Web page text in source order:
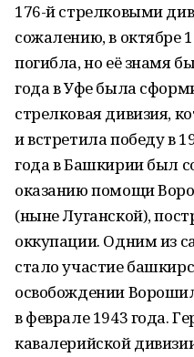
176-й стрелковыми
сожалению, в октябре
погибла, но её знамя
года в Уфе была
стрелковая дивизия,
и встретила победу в
года в Башкирии был
оказанию помощи
(ныне Луганской),
оккупации. Одним из
стало участие
освобождении
в феврале 1943 года.
кавалерийской